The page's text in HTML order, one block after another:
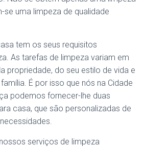
se uma limpeza de qualidade
tem os seus requisitos
As tarefas de limpeza variam em
propriedade, do seu estilo de vida e
É por isso que nós na Cidade
podemos fornecer-lhe duas
casa, que são personalizadas de
serviços de limpeza